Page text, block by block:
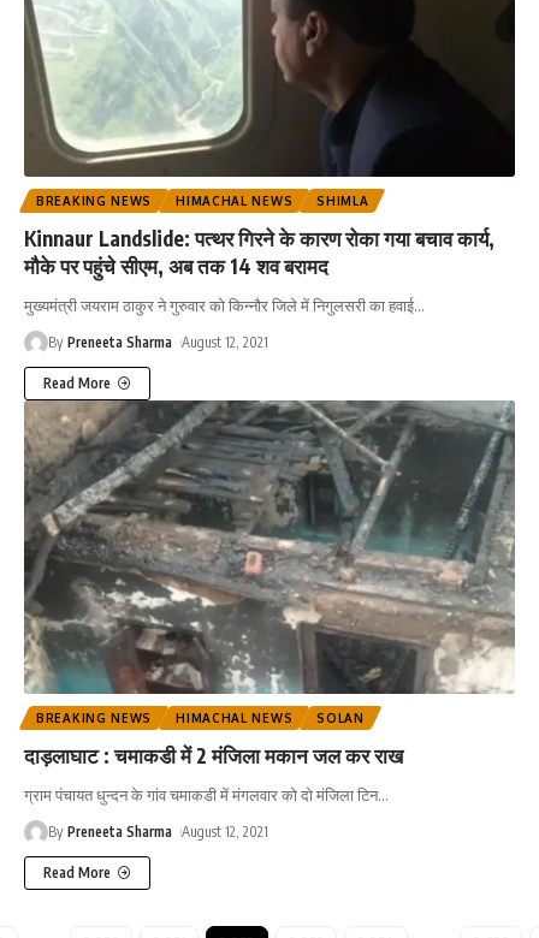
BREAKING NEWS HIMACHAL NEWS SHIMLA
Kinnaur Landslide: पत्थर गिरने के कारण रोका गया बचाव कार्य,
मौके पर पहुंचे सीएम, अब तक 14 शव बरामद
मुख्यमंत्री जयराम ठाकुर ने गुरुवार को किन्नौर जिले में निगुलसरी का हवाई…
By Preneeta Sharma August 12, 2021
Read More
BREAKING NEWS HIMACHAL NEWS SOLAN
दाड़लाघाट : चमाकडी में 2 मंजिला मकान जल कर राख
ग्राम पंचायत धुन्दन के गांव चमाकडी में मंगलवार को दो मंजिला टिन…
By Preneeta Sharma August 12, 2021
Read More